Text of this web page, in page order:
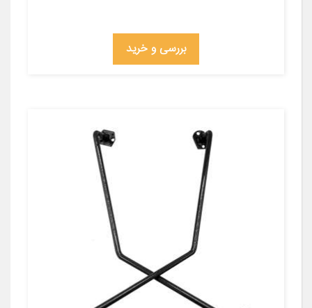
بررسی و خرید